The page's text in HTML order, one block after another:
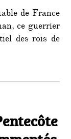
de France
ce guerrier
des rois de
juillet… »